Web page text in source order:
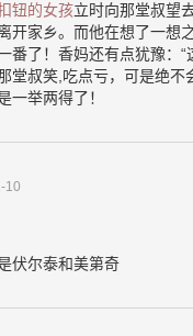
钮的女孩立时向那堂叔望
开家乡。而他在想了一想
番了！香妈还有点犹豫：“
堂叔笑,吃点亏，可是绝不
一举两得了！
10
伏尔泰和美第奇